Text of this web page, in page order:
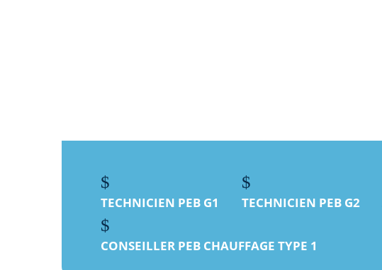
$
TECHNICIEN PEB G1
$
TECHNICIEN PEB G2
$
CONSEILLER PEB CHAUFFAGE TYPE 1